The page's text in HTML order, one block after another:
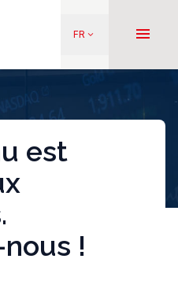
FR keyboard_arrow_down menu
est
!